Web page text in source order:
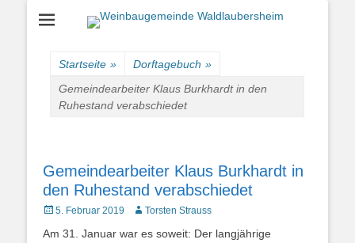
Weinbaugemeinde
Einfach schön leben
Startseite » Dorftagebuch »
Gemeindearbeiter Klaus Burkhardt in den
Ruhestand verabschiedet
Gemeindearbeiter Klaus Burkhardt in
den Ruhestand verabschiedet
Veröffentlicht
5. Februar 2019 AutorTorsten Strauss
Am 31. Januar war es soweit: Der langjährige